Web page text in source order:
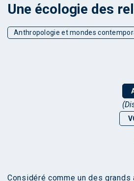
Une écologie des
Anthropologie et mondes
Considéré comme un des grands